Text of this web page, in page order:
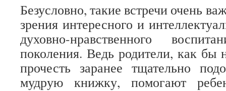
Безусловно, такие встречи очень
зрения интересного и
духовно-нравственного
поколения. Ведь родители, как бы
прочесть заранее тщательно
мудрую книжку, помогают